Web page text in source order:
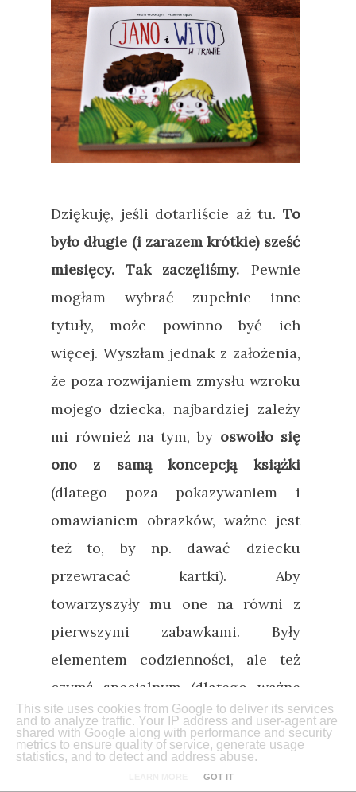
Dziękuję, jeśli dotarliście aż tu. To
było długie (i zarazem krótkie) sześć
miesięcy. Tak zaczęliśmy. Pewnie
mogłam wybrać zupełnie inne
tytuły, może powinno być ich
więcej. Wyszłam jednak z założenia,
że poza rozwijaniem zmysłu wzroku
mojego dziecka, najbardziej zależy
mi również na tym, by oswoiło się
ono z samą koncepcją książki
(dlatego poza pokazywaniem i
omawianiem obrazków, ważne jest
też to, by np. dawać dziecku
przewracać kartki). Aby
towarzyszyły mu one na równi z
pierwszymi zabawkami. Były
elementem codzienności, ale też
czymś specjalnym (dlatego ważne
są rytuały, np. zasiadanie do
czytania przed snem, albo poranki z
książką). W pudłach czeka na nas
This site uses cookies from Google to deliver its services
and to analyze traffic. Your IP address and user-agent are
shared with Google along with performance and security
metrics to ensure quality of service, generate usage
statistics, and to detect and address abuse.
GOT IT